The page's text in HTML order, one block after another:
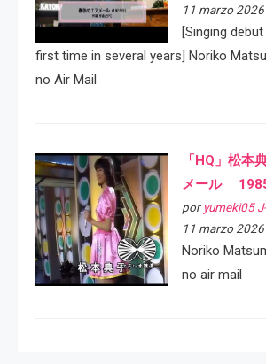
11 marzo
[Singing
first time in several years] Noriko
no Air Mail
「HQ」松本
メール
por yumeki05
11 marzo
Noriko
no air mail